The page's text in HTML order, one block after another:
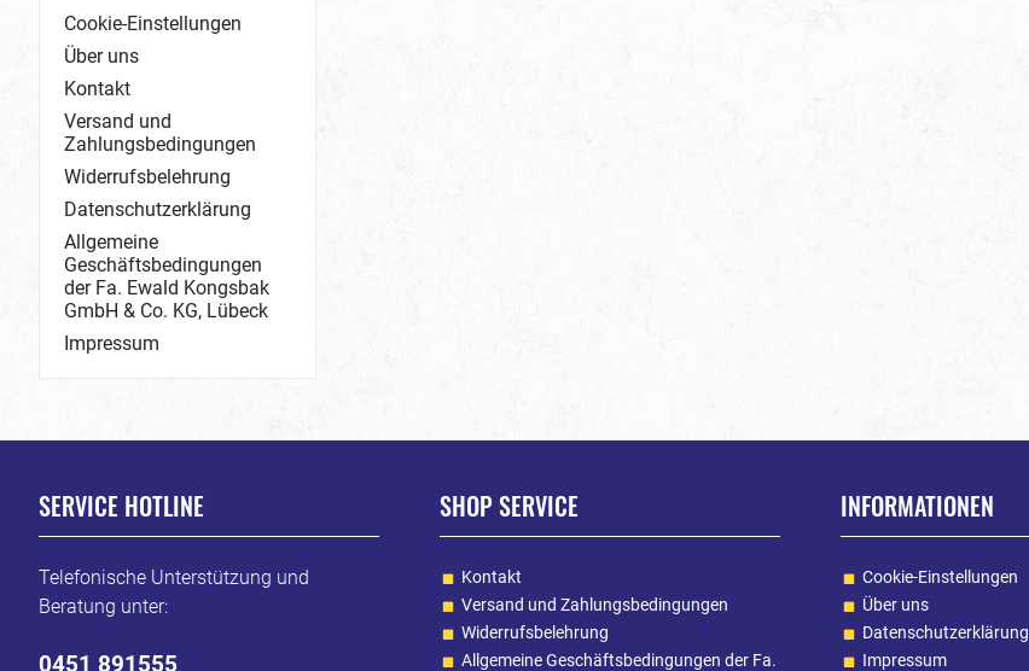
Cookie-Einstellungen
Über uns
Kontakt
Versand und
Zahlungsbedingungen
Widerrufsbelehrung
Datenschutzerklärung
Allgemeine
Geschäftsbedingungen
der Fa. Ewald Kongsbak
GmbH & Co. KG, Lübeck
Impressum
SERVICE HOTLINE
Telefonische Unterstützung und
Beratung unter:
0451 891555
SHOP SERVICE
Kontakt
Versand und Zahlungsbedingungen
Widerrufsbelehrung
Allgemeine Geschäftsbedingungen der Fa.
INFORMATIONEN
Cookie-Einstellungen
Über uns
Datenschutzerklärung
Impressum